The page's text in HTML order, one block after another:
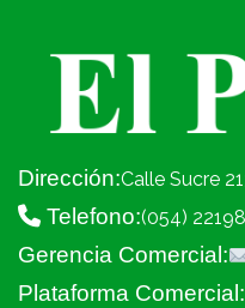
Dirección:Calle Sucre
Telefono:(054)
Gerencia Comercial:
Plataforma Comercial: